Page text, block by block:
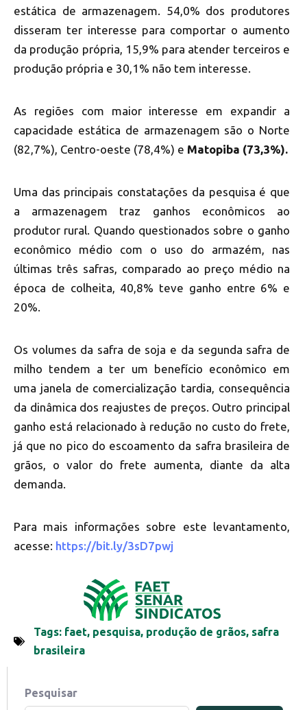
estática de armazenagem. 54,0% dos produtores
disseram ter interesse para comportar o aumento
da produção própria, 15,9% para atender terceiros e
produção própria e 30,1% não tem interesse.
As regiões com maior interesse em expandir a
capacidade estática de armazenagem são o Norte
(82,7%), Centro-oeste (78,4%) e Matopiba (73,3%).
Uma das principais constatações da pesquisa é que
a armazenagem traz ganhos econômicos ao
produtor rural. Quando questionados sobre o ganho
econômico médio com o uso do armazém, nas
últimas três safras, comparado ao preço médio na
época de colheita, 40,8% teve ganho entre 6% e
20%.
Os volumes da safra de soja e da segunda safra de
milho tendem a ter um benefício econômico em
uma janela de comercialização tardia, consequência
da dinâmica dos reajustes de preços. Outro principal
ganho está relacionado à redução no custo do frete,
já que no pico do escoamento da safra brasileira de
grãos, o valor do frete aumenta, diante da alta
demanda.
Para mais informações sobre este levantamento,
acesse: https://bit.ly/3sD7pwj
Tags: faet, pesquisa, produção de grãos, safra
brasileira
Pesquisar